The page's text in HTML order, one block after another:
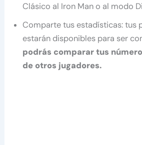
Clásico al Iron Man o al modo
Comparte tus estadísticas: tus
estarán disponibles para ser
podrás comparar tus
de otros jugadores.